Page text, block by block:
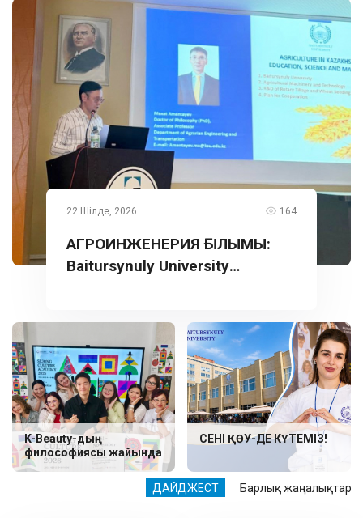
ДАЙДЖЕСТ Барлық жаңалықтар
22 Шілде, 2026 164
АГРОИНЖЕНЕРИЯ ҒЫЛЫМЫ:
Baitursynuly University
K-Beauty-дың
философиясы жайында
СЕНІ ҚӨУ-ДЕ КҮТЕМІЗ!